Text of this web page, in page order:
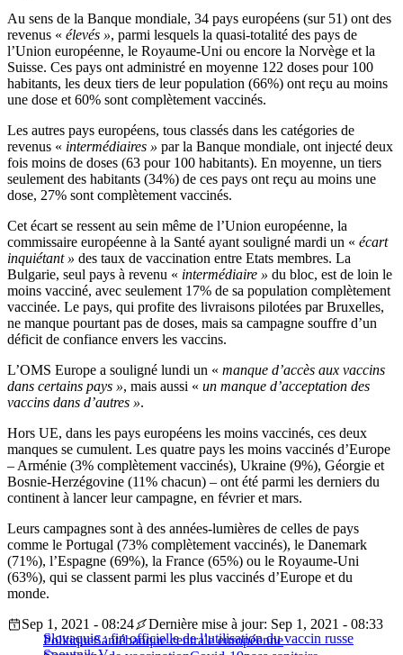
Au sens de la Banque mondiale, 34 pays européens (sur 51) ont des
revenus « élevés », parmi lesquels la quasi-totalité des pays de
l’Union européenne, le Royaume-Uni ou encore la Norvège et la
Suisse. Ces pays ont administré en moyenne 122 doses pour 100
habitants, les deux tiers de leur population (66%) ont reçu au moins
une dose et 60% sont complètement vaccinés.
Les autres pays européens, tous classés dans les catégories de
revenus « intermédiaires » par la Banque mondiale, ont injecté deux
fois moins de doses (63 pour 100 habitants). En moyenne, un tiers
seulement des habitants (34%) de ces pays ont reçu au moins une
dose, 27% sont complètement vaccinés.
Cet écart se ressent au sein même de l’Union européenne, la
commissaire européenne à la Santé ayant souligné mardi un « écart
inquiétant » des taux de vaccination entre Etats membres. La
Bulgarie, seul pays à revenu « intermédiaire » du bloc, est de loin le
moins vacciné, avec seulement 17% de sa population complètement
vaccinée. Le pays, qui profite des livraisons pilotées par Bruxelles,
ne manque pourtant pas de doses, mais sa campagne souffre d’un
déficit de confiance envers les vaccins.
L’OMS Europe a souligné lundi un « manque d’accès aux vaccins
dans certains pays », mais aussi « un manque d’acceptation des
vaccins dans d’autres ».
Hors UE, dans les pays européens les moins vaccinés, ces deux
manques se cumulent. Les quatre pays les moins vaccinés d’Europe
– Arménie (3% complètement vaccinés), Ukraine (9%), Géorgie et
Bosnie-Herzégovine (11% chacun) – ont été parmi les derniers du
continent à lancer leur campagne, en février et mars.
Leurs campagnes sont à des années-lumières de celles de pays
comme le Portugal (73% complètement vaccinés), le Danemark
(71%), l’Espagne (69%), la France (65%) ou le Royaume-Uni
(63%), qui se classent parmi les plus vaccinés d’Europe et du
monde.
Slovaquie : fin officielle de l’utilisation du vaccin russe
Sep 1, 2021 - 08:24
Dernière mise à jour: Sep 1, 2021 - 08:33
PolitiqueSantébanque centrale européenne